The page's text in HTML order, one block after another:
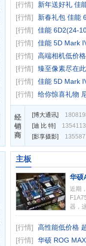
新年送好礼 佳
[行情]
新春礼包 佳能
[行情]
佳能 6D2(24-
[行情]
佳能 5D Mark
[行情]
高端相机低价
[行情]
臻至像素尽在
[行情]
佳能 5D Mark
[行情]
给你惊喜礼物
[行情]
经
销
商
[博大通讯]
[迪 比 特]
[影享摄影]
主板
华硕
近期
器，
……[
高性能低价格
[行情]
华硕 ROG
[行情]